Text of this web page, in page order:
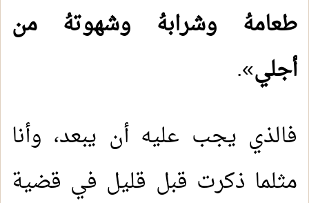
طعامهُ وشرابهُ وشهوتهُ من
أجلي».
فالذي يجب عليه أن يبعد، وأنا
مثلما ذكرت قبل قليل في قضية